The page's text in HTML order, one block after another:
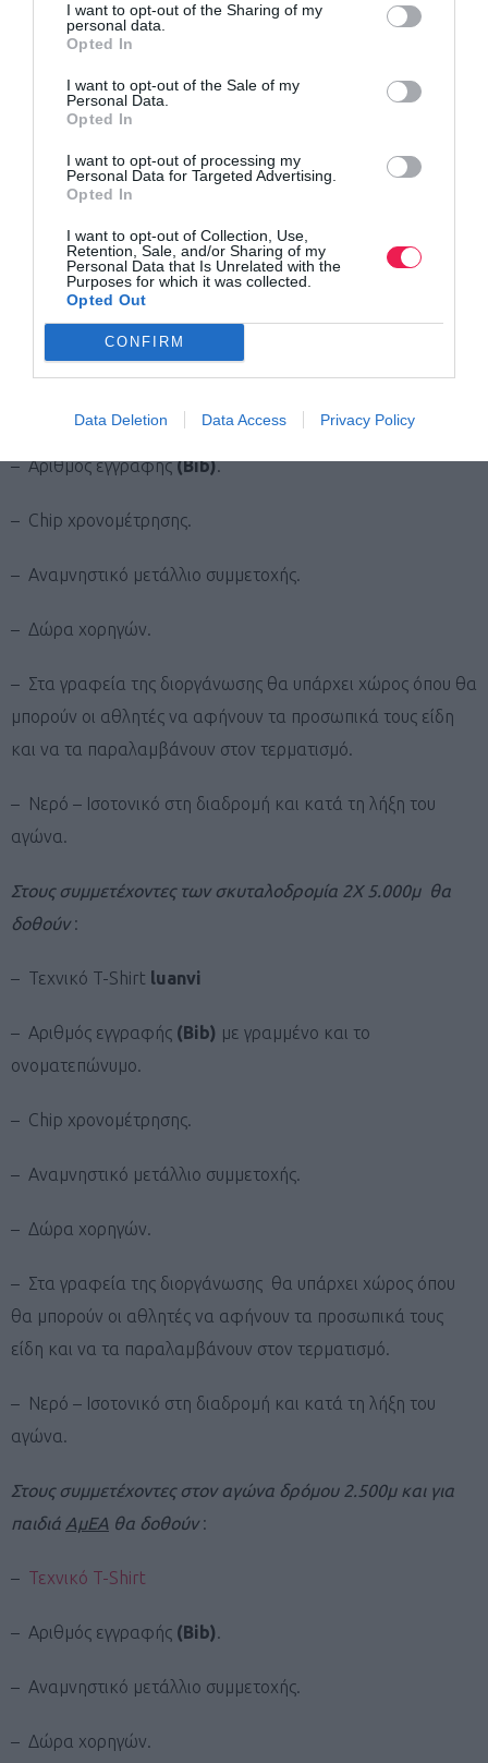
I want to opt-out of the Sharing of my
personal data.
Opted In
I want to opt-out of the Sale of my
Personal Data.
Opted In
I want to opt-out of processing my
Personal Data for Targeted Advertising.
Opted In
I want to opt-out of Collection, Use,
Retention, Sale, and/or Sharing of my
Personal Data that Is Unrelated with the
Purposes for which it was collected.
Opted Out
CONFIRM
Data Deletion Data Access Privacy Policy
– Αναμνηστικό μετάλλιο συμμετοχής.
– Δώρα χορηγών.
θα μπορούν οι αθλητές να αφήνουν τα προσωπικά τους
– Νερό – Ισοτονικό στη διαδρομή και κατά τη λήξη του
αγώνα.
Στους συμμετέχοντες των 5.000μ θα δοθούν
Τεχνικό T-Shirt luanvi
– Aριθμός εγγραφής(Bib).
– Chip χρονομέτρησης.
– Αναμνηστικό μετάλλιο συμμετοχής.
– Δώρα χορηγών.
– Στα γραφεία της διοργάνωσης θα υπάρχει χώρος όπου θα
μπορούν οι αθλητές να αφήνουν τα προσωπικά τους είδη
και να τα παραλαμβάνουν στον τερματισμό.
– Νερό – Ισοτονικό στη διαδρομή και κατά τη λήξη του
αγώνα.
Στους συμμετέχοντες των σκυταλοδρομία 2Χ 5.000μ θα
δοθούν :
– Τεχνικό T-Shirt luanvi
– Aριθμός εγγραφής (Bib) με γραμμένο και το
ονοματεπώνυμο.
– Chip χρονομέτρησης.
– Αναμνηστικό μετάλλιο συμμετοχής.
– Δώρα χορηγών.
– Στα γραφεία της διοργάνωσης θα υπάρχει χώρος όπου
θα μπορούν οι αθλητές να αφήνουν τα προσωπικά τους
είδη και να τα παραλαμβάνουν στον τερματισμό.
– Νερό – Ισοτονικό στη διαδρομή και κατά τη λήξη του
αγώνα.
Στους συμμετέχοντες στον αγώνα δρόμου 2.500μ και για
παιδιά ΑμΕΑ θα δοθούν :
– Τεχνικό T-Shirt
– Aριθμός εγγραφής (Bib).
– Αναμνηστικό μετάλλιο συμμετοχής.
– Δώρα χορηγών.